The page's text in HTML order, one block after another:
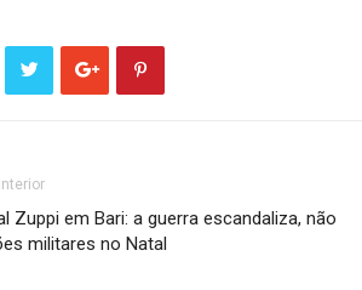
Zuppi em Bari: a guerra escandaliza, não
militares no Natal